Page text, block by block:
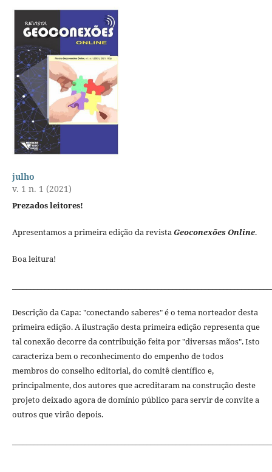
julho
v. 1 n. 1 (2021)
Prezados leitores!
Apresentamos a primeira edição da revistaGeoconexões Online.
Boa leitura!
Descrição da Capa: "conectando saberes" é o tema norteador desta
primeira edição. A ilustração desta primeira edição representa que
tal conexão decorre da contribuição feita por "diversas mãos". Isto
caracteriza bem o reconhecimento do empenho de todos
membros do conselho editorial, do comitê científico e,
principalmente, dos autores que acreditaram na construção deste
projeto deixado agora de domínio público para servir de convite a
outros que virão depois.